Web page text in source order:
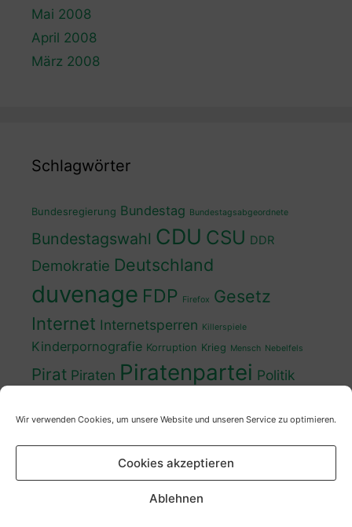
Wir verwenden Cookies, um unsere Website und unseren Service zu optimieren.
Cookies akzeptieren
Ablehnen
Mai 2008
April 2008
März 2008
Schlagwörter
Bundesregierung Bundestag Bundestagsabgeordnete
Bundestagswahl CDU CSU DDR
Demokratie Deutschland
duvenage FDP Firefox Gesetz
Internet Internetsperren Killerspiele
Kinderpornografie Korruption Krieg Mensch Nebelfels
Pirat Piraten Piratenpartei Politik
Wahlkampf Wahlprogramm Wähler
Zensur Zensursula Überwachung